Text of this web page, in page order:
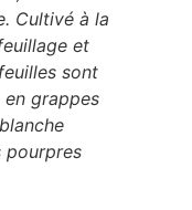
Cultivé à la
et
sont
en grappes
pourpres